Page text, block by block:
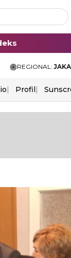
REGIONAL:
Profil